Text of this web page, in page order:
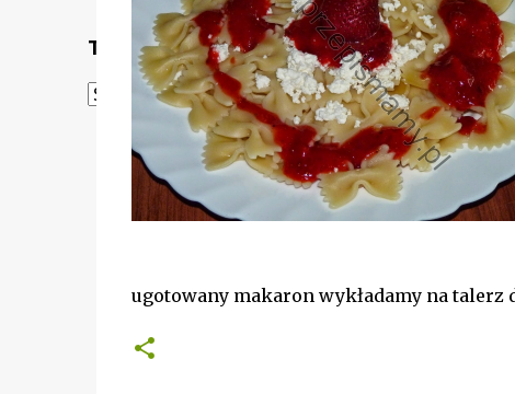
Translate
Powered by Translate
ugotowany makaron wykładamy na